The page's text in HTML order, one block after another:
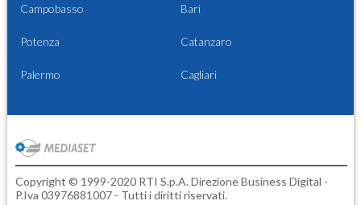
Campobasso Bari
Potenza Catanzaro
Palermo Cagliari
Copyright © 1999-2020 RTI S.p.A. Direzione Business Digital -
P.Iva 03976881007 - Tutti i diritti riservati.